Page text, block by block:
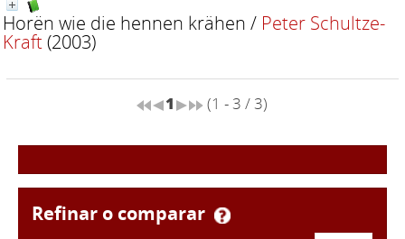
Horën wie die hennen krähen / Peter Schultze-
Kraft(2003)
1 (1 - 3 / 3)
refinar o comparar